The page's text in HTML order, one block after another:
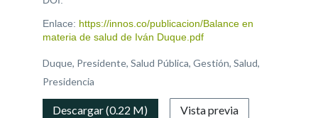
Enlace: https://innos.co/publicacion/Balance en
materia de salud de Iván Duque.pdf
Duque, Presidente, Salud Pública, Gestión, Salud,
Presidencia
Descargar (0.22 M) Vista previa